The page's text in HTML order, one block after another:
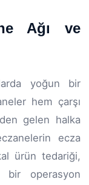
Ağı ve
yoğun bir
hem çarşı
gelen halka
ecza
ürün tedariği,
bir operasyon